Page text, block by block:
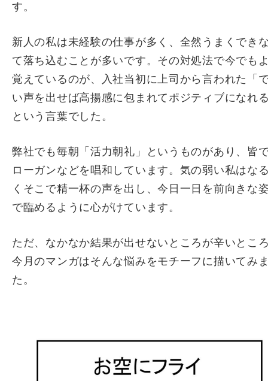
す。
新人の私は未経験の仕事が多く、全然うまくでき
て落ち込むことが多いです。その対処法で今でも
覚えているのが、入社当初に上司から言われた「
い声を出せば高揚感に包まれてポジティブになれ
という言葉でした。
弊社でも毎朝「活力朝礼」というものがあり、皆
ローガンなどを唱和しています。気の弱い私はな
くそこで精一杯の声を出し、今日一日を前向きな
で臨めるように心がけています。
ただ、なかなか結果が出せないところが辛いとこ
今月のマンガはそんな悩みをモチーフに描いてみ
た。